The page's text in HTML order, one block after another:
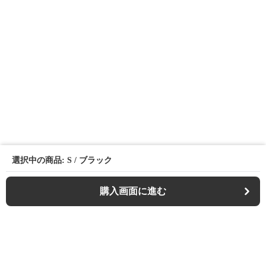
選択中の商品: S / ブラック
購入画面に進む